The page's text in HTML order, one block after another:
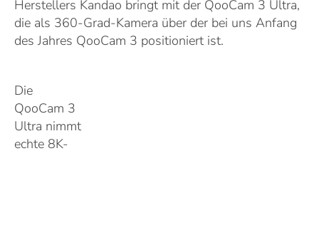
Herstellers Kandao bringt mit der QooCam 3 Ultra,
die als 360-Grad-Kamera über der bei uns Anfang
des Jahres QooCam 3 positioniert ist.
Die
QooCam 3
Ultra nimmt
echte 8K-